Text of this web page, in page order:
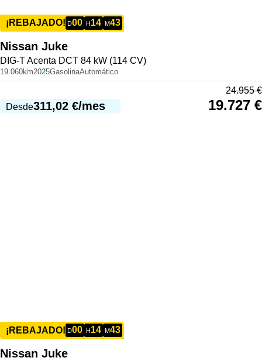
¡REBAJADO! D00 H14 M43
Nissan Juke
DIG-T Acenta DCT 84 kW (114 CV)
19.060km2025GasolinaAutomático
Desde311,02 €/mes
24.955€
19.727 €
¡REBAJADO! D00 H14 M43
Nissan Juke